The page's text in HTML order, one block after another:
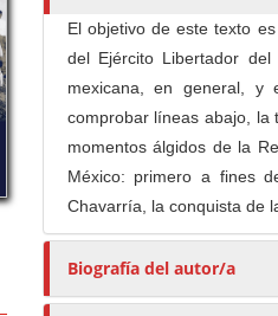
e
El objetivo de este texto
del Ejército Libertador
mexicana, en general,
comprobar líneas abajo, la
momentos álgidos de la
México: primero a fines
Chavarría, la conquista de
Biografía del autor/a